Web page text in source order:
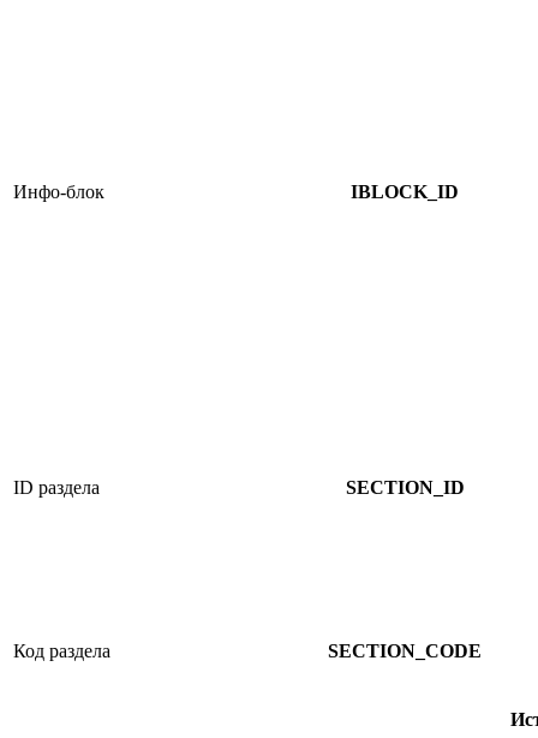
Инфо-блок IBLOCK_ID
ID раздела SECTION_ID
Код раздела SECTION_CODE